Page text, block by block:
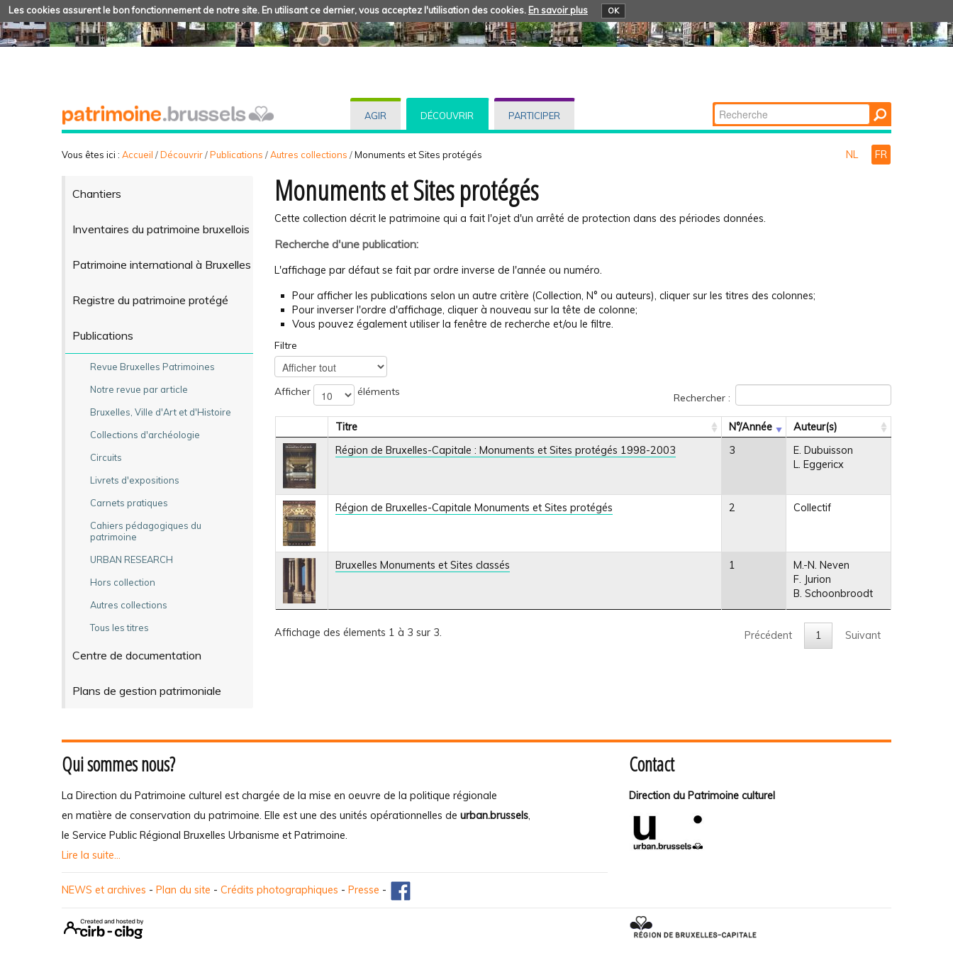
Les cookies assurent le bon fonctionnement de notre site. En utilisant ce dernier, vous acceptez l'utilisation des cookies. En savoir plus OK
AGIR DÉCOUVRIR PARTICIPER Chercher par
Recherche
Vous êtes ici : Accueil /Découvrir/Publications /Autres collections /Monuments et Sites protégés NL FR
Chantiers
Inventaires du patrimoine bruxellois
Patrimoine international à Bruxelles
Registre du patrimoine protégé
Publications
Revue Bruxelles Patrimoines
Notre revue par article
Bruxelles, Ville d'Art et d'Histoire
Collections d'archéologie
Circuits
Livrets d'expositions
Carnets pratiques
Cahiers pédagogiques du
patrimoine
URBAN RESEARCH
Hors collection
Autres collections
Tous les titres
Centre de documentation
Plans de gestion patrimoniale
Monuments et Sites protégés
Cette collection décrit le patrimoine qui a fait l'ojet d'un arrêté de protection dans des périodes données.
Recherche d'une publication:
L'affichage par défaut se fait par ordre inverse de l'année ou numéro.
Pour afficher les publications selon un autre critère (Collection, N° ou auteurs), cliquer sur les titres des colonnes;
Pour inverser l'ordre d'affichage, cliquer à nouveau sur la tête de colonne;
Vous pouvez également utiliser la fenêtre de recherche et/ou le filtre.
Filtre
Afficher éléments Rechercher :
Titre N°/Année
Auteur(s)
Région de Bruxelles-Capitale : Monuments et Sites protégés 1998-2003
3
E. Dubuisson
L. Eggericx
Région de Bruxelles-Capitale Monuments et Sites protégés 2 Collectif
Bruxelles Monuments et Sites classés 1
M.-N. Neven
F. Jurion
B. Schoonbroodt
Affichage des élements 1 à 3 sur 3. Précédent 1 Suivant
Qui sommes nous?
La Direction du Patrimoine culturel est chargée de la mise en oeuvre de la politique régionale
en matière de conservation du patrimoine. Elle est une des unités opérationnelles de urban.brussels,
le Service Public Régional Bruxelles Urbanisme et Patrimoine.
Lire la suite...
Contact
Direction du Patrimoine culturel
NEWS et archives - Plan du site - Crédits photographiques - Presse -